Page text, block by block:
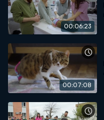
00:06:23
00:07:08